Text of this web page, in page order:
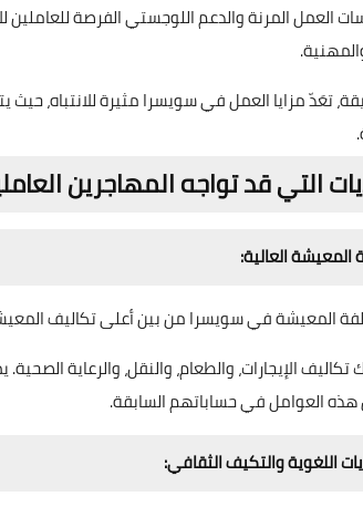
العمل المرنة والدعم اللوجستي الفرصة للعاملين
تعَدّ مزايا العمل في سويسرا مثيرة للانتباه،
التي قد تواجه المهاجرين
المعيشة في سويسرا من بين أعلى تكاليف
الإيجارات، والطعام، والنقل، والرعاية
العوامل في حساباتهم السابقة.